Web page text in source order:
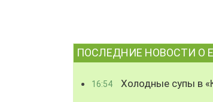
ПОСЛЕДНИЕ НОВОСТИ О
16:54 Холодные супы в